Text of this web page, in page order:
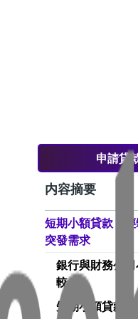
申請貸
内容摘要
短期小額貸款，
突發需求
銀行與財務公
較
短期小額貸款